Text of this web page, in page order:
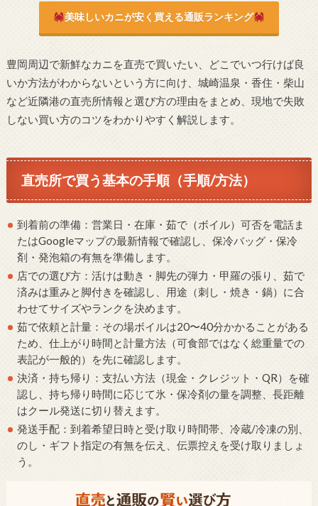
美味しいカニが安く買える通販ランキング
豊岡周辺で新鮮なカニを直売で買いたい、どこでいつ行けば良
いか方法がわからないという方に向け、城崎温泉・香住・柴山
など近隣港の直売所情報と選び方の理由をまとめ、現地で失敗
しない買い方のコツをわかりやすく解説します。
直売所で買う基本の手順（手順/方法）
到着前の準備：営業日・在庫・茹で（ボイル）可否を電話ま
たはGoogleマップの最新情報で確認し、保冷バッグ・保冷
剤・発泡箱の有無を準備します。
店での選び方：活けは動き・脚先の弾力・甲羅の張り、茹で
済みは重みと脚付きを確認し、用途（刺し・焼き・鍋）に合
わせてサイズやランクを決めます。
茹で依頼と計量：その場ボイルは20〜40分かかることがある
ため、仕上がり時間と計量方法（可食部ではなく総重量での
表記が一般的）を先に確認します。
決済・持ち帰り：支払い方法（現金・クレジット・QR）を確
認し、持ち帰り時間に応じて氷・保冷剤の量を調整、長距離
はクール発送に切り替えます。
発送手配：到着希望日時と受け取り時間帯、冷蔵/冷凍の別、
のし・ギフト指定の有無を伝え、伝票控えを受け取りましょ
う。